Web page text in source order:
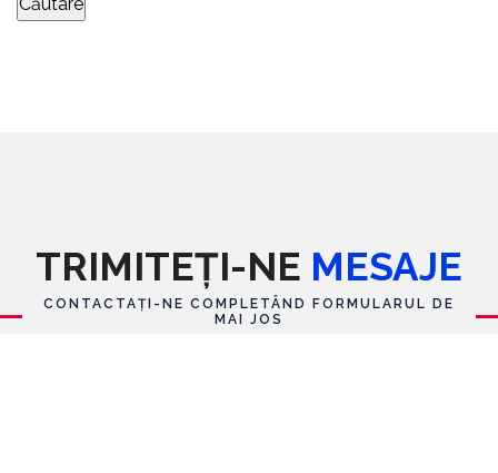
TRIMITEȚI-NE MESAJE
CONTACTAȚI-NE COMPLETÂND FORMULARUL DE
MAI JOS